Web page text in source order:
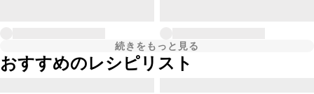
続きをもっと見る
おすすめのレシピリスト